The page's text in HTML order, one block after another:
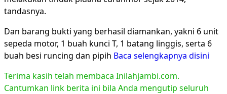
tandasnya.
Dan barang bukti yang berhasil diamankan, yakni 6 unit
sepeda motor, 1 buah kunci T, 1 batang linggis, serta 6
buah besi runcing dan pipih Baca selengkapnya disini
Terima kasih telah membaca Inilahjambi.com.
Cantumkan link berita ini bila Anda mengutip seluruh